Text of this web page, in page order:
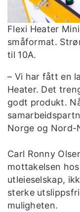
Flexi Heater
småformat.
til 10A.
– Vi har fått en
Heater. Det
godt produkt.
Norge og Nord-
Carl Ronny
mottakelsen
utleieselskap,
sterke
muligheten.